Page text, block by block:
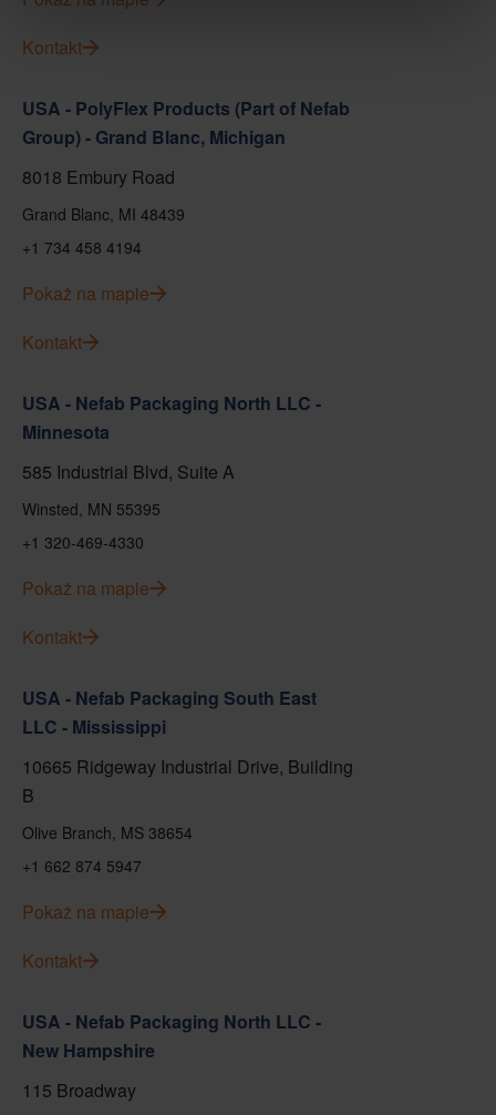
Kontakt
USA - PolyFlex Products (Part of Nefab
Group) - Grand Blanc, Michigan
8018 Embury Road
Grand Blanc, MI 48439
+1 734 458 4194
Pokaż na mapie
Kontakt
USA - Nefab Packaging North LLC -
Minnesota
585 Industrial Blvd, Suite A
Winsted, MN 55395
+1 320-469-4330
Pokaż na mapie
Kontakt
USA - Nefab Packaging South East
LLC - Mississippi
10665 Ridgeway Industrial Drive, Building
B
Olive Branch, MS 38654
+1 662 874 5947
Pokaż na mapie
Kontakt
USA - Nefab Packaging North LLC -
New Hampshire
115 Broadway